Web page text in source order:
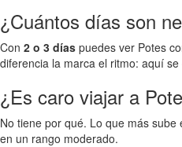
¿Cuántos días son
Con 2 o 3 días puedes ver Potes
diferencia la marca el ritmo: aquí
¿Es caro viajar a
No tiene por qué. Lo que más
en un rango moderado.